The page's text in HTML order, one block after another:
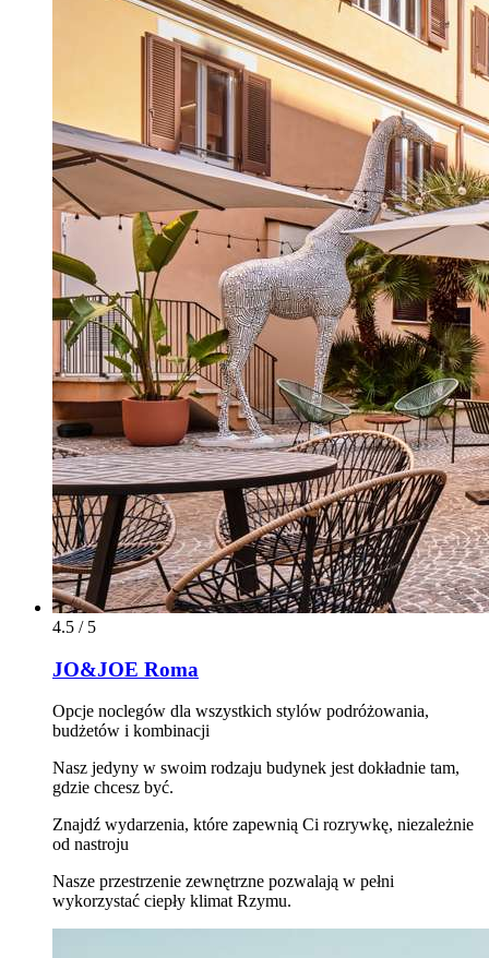
4.5 / 5
JO&JOE Roma
Opcje noclegów dla wszystkich stylów podróżowania,
budżetów i kombinacji
Nasz jedyny w swoim rodzaju budynek jest dokładnie tam,
gdzie chcesz być.
Znajdź wydarzenia, które zapewnią Ci rozrywkę, niezależnie
od nastroju
Nasze przestrzenie zewnętrzne pozwalają w pełni
wykorzystać ciepły klimat Rzymu.